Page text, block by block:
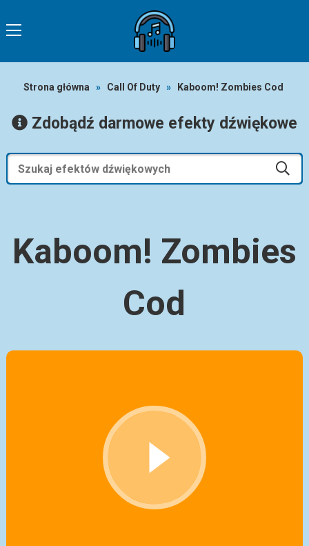
Strona główna » Call Of Duty » Kaboom! Zombies Cod
Zdobądź darmowe efekty dźwiękowe
Kaboom! Zombies
Cod